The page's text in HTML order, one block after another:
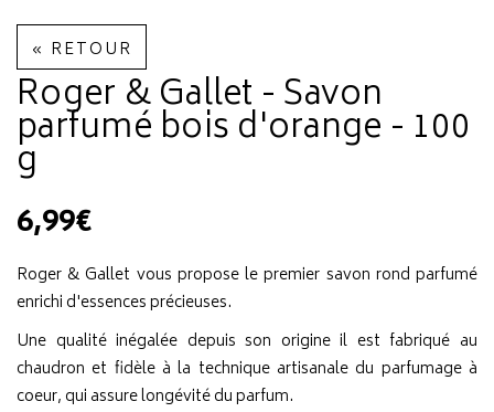
« RETOUR
Roger & Gallet - Savon
parfumé bois d'orange - 100
g
6,99€
Roger & Gallet vous propose le premier savon rond parfumé
enrichi d'essences précieuses.
Une qualité inégalée depuis son origine il est fabriqué au
chaudron et fidèle à la technique artisanale du parfumage à
coeur, qui assure longévité du parfum.